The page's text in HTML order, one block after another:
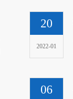
20
2022-01
06